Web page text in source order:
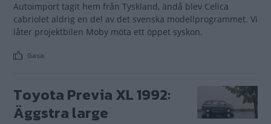
Autoimport tagit hem från Tyskland, ändå blev Celica
cabriolet aldrig en del av det svenska modellprogrammet. Vi
låter projektbilen Moby möta ett öppet syskon.
Gasa
Toyota Previa XL 1992:
Äggstra large